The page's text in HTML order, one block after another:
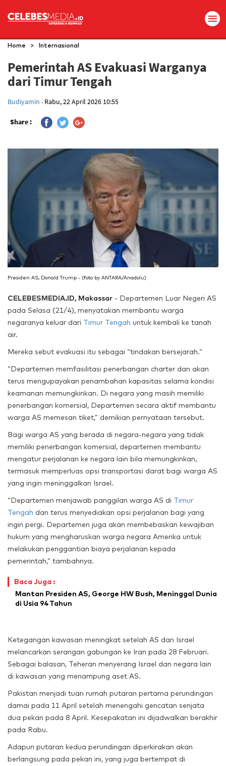
Home > Internasional
Pemerintah AS Evakuasi Warganya
dari Timur Tengah
Budiyamin . Rabu, 22 April 2026 10:55
Share :
Presiden AS, Donald Trump - (foto by ANTARA/Anadolu)
CELEBESMEDIA.ID, Makassar - Departemen Luar Negeri AS
pada Selasa (21/4), menyatakan membantu warga
negaranya keluar dari Timur Tengah untuk kembali ke tanah
air.
Mereka sebut evakuasi itu sebagai “tindakan bersejarah.”
“Departemen memfasilitasi penerbangan charter dan akan
terus mengupayakan penambahan kapasitas selama kondisi
keamanan memungkinkan. Di negara yang masih memiliki
penerbangan komersial, Departemen secara aktif membantu
warga AS memesan tiket,” demikian pernyataan tersebut.
Bagi warga AS yang berada di negara-negara yang tidak
memiliki penerbangan komersial, departemen membantu
mengatur perjalanan ke negara lain bila memungkinkan,
termasuk memperluas opsi transportasi darat bagi warga AS
yang ingin meninggalkan Israel.
“Departemen menjawab panggilan warga AS di Timur
Tengah dan terus menyediakan opsi perjalanan bagi yang
ingin pergi. Departemen juga akan membebaskan kewajiban
hukum yang mengharuskan warga negara Amerika untuk
melakukan penggantian biaya perjalanan kepada
pemerintah,” tambahnya.
Baca Juga :
Mantan Presiden AS, George HW Bush, Meninggal Dunia
di Usia 94 Tahun
Ketegangan kawasan meningkat setelah AS dan Israel
melancarkan serangan gabungan ke Iran pada 28 Februari.
Sebagai balasan, Teheran menyerang Israel dan negara lain
di kawasan yang menampung aset AS.
Pakistan menjadi tuan rumah putaran pertama perundingan
damai pada 11 April setelah menengahi gencatan senjata
dua pekan pada 8 April. Kesepakatan ini dijadwalkan berakhir
pada Rabu.
Adapun putaran kedua perundingan diperkirakan akan
berlangsung pada pekan ini, yang juga bertempat di